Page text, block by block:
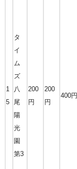
1
5
タ
イ
ム
ズ
八
尾
陽
光
園
第3
200
円
200
円
400円